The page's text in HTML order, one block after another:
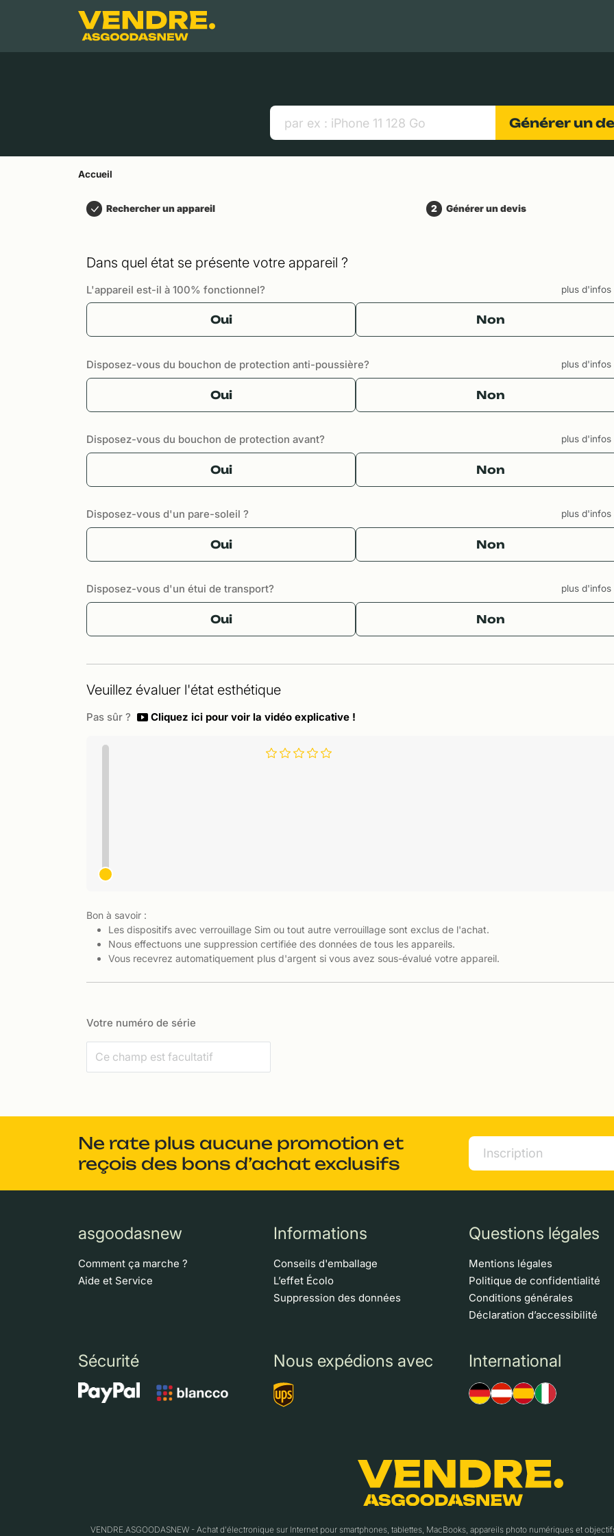
Contenu principal
Générer un
Accueil
Rechercher un appareil 2 Générer un devis
Dans quel état se présente votre appareil ?
L'appareil est-il à 100% fonctionnel? plus d'infos
Oui Non
Disposez-vous du bouchon de protection anti-poussière? plus d'infos
Oui Non
Disposez-vous du bouchon de protection avant? plus d'infos
Oui Non
Disposez-vous d'un pare-soleil ? plus d'infos
Oui Non
Disposez-vous d'un étui de transport? plus d'infos
Oui Non
Veuillez évaluer l'état esthétique
Pas sûr ? Cliquez ici pour voir la vidéo explicative !
Bon à savoir :
Les dispositifs avec verrouillage Sim ou tout autre verrouillage sont exclus de l'achat.
Nous effectuons une suppression certifiée des données de tous les appareils.
Vous recevrez automatiquement plus d'argent si vous avez sous-évalué votre appareil.
Votre numéro de série
Ne rate plus aucune promotion et
reçois des bons d’achat exclusifs
asgoodasnew
Comment ça marche ?
Aide et Service
Informations
Conseils d'emballage
L’effet Écolo
Suppression des données
Questions légales
Mentions légales
Politique de confidentialité
Conditions générales
Déclaration d’accessibilité
Sécurité Nous expédions avec International
VENDRE.ASGOODASNEW - Achat d'électronique sur Internet pour smartphones, tablettes, MacBooks, appareils photo numériques et